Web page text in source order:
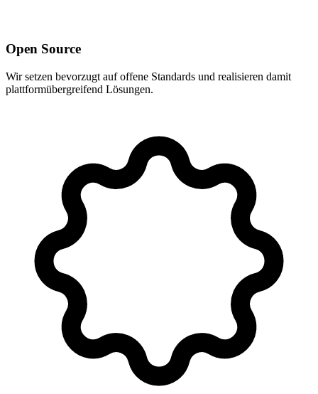
Open Source
Wir setzen bevorzugt auf offene Standards und realisieren damit
plattformübergreifend Lösungen.